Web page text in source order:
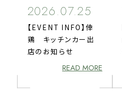
2026.07.25
【EVENT INFO】倖
鶏 キッチンカー出
店のお知らせ
READ MORE